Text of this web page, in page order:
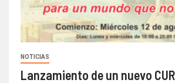
NOTICIAS
Lanzamiento de un nuevo